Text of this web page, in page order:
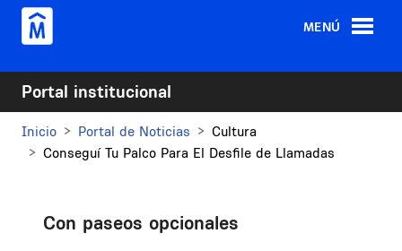
Pasar al contenido principal
MENÚ
Portal institucional
Inicio Portal de Noticias
Cultura
Conseguí Tu Palco Para El Desfile de Llamadas
Con paseos opcionales